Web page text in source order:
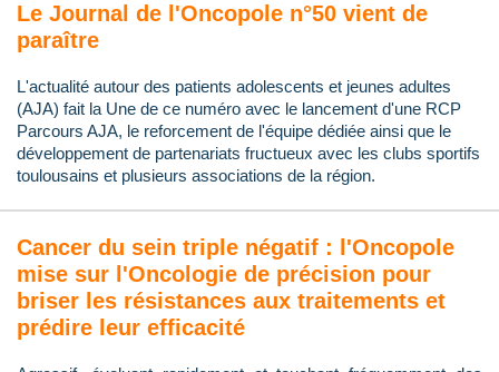
Le Journal de l'Oncopole n°50 vient de
paraître
L'actualité autour des patients adolescents et jeunes adultes
(AJA) fait la Une de ce numéro avec le lancement d'une RCP
Parcours AJA, le reforcement de l'équipe dédiée ainsi que le
développement de partenariats fructueux avec les clubs sportifs
toulousains et plusieurs associations de la région.
Cancer du sein triple négatif : l'Oncopole
mise sur l'Oncologie de précision pour
briser les résistances aux traitements et
prédire leur efficacité